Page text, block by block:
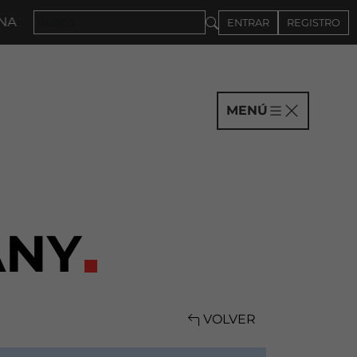
· CONVOCATORIA A COMPAÑÍAS HASTA EL 4DE
ENTRAR REGISTRO
MENÚ
VOLVER